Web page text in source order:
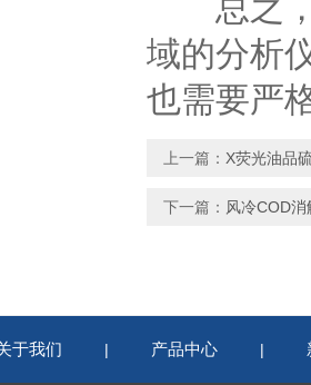
总之，
域的分析
也需要严
上一篇： X荧光油品
下一篇： 风冷COD
于我们 | 产品中心 |